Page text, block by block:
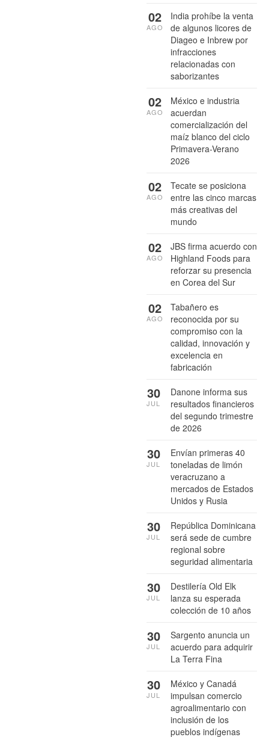
India prohíbe la venta
de algunos licores de
Diageo e Inbrew por
infracciones
relacionadas con
saborizantes
02
AGO
México e industria
acuerdan
comercialización del
maíz blanco del ciclo
Primavera-Verano
2026
02
AGO
Tecate se posiciona
entre las cinco marcas
más creativas del
mundo
02
AGO
JBS firma acuerdo con
Highland Foods para
reforzar su presencia
en Corea del Sur
02
AGO
Tabañero es
reconocida por su
compromiso con la
calidad, innovación y
excelencia en
fabricación
02
AGO
Danone informa sus
resultados financieros
del segundo trimestre
de 2026
30
JUL
Envían primeras 40
toneladas de limón
veracruzano a
mercados de Estados
Unidos y Rusia
30
JUL
República Dominicana
será sede de cumbre
regional sobre
seguridad alimentaria
30
JUL
Destilería Old Elk
lanza su esperada
colección de 10 años
30
JUL
Sargento anuncia un
acuerdo para adquirir
La Terra Fina
30
JUL
México y Canadá
impulsan comercio
agroalimentario con
inclusión de los
pueblos indígenas
30
JUL